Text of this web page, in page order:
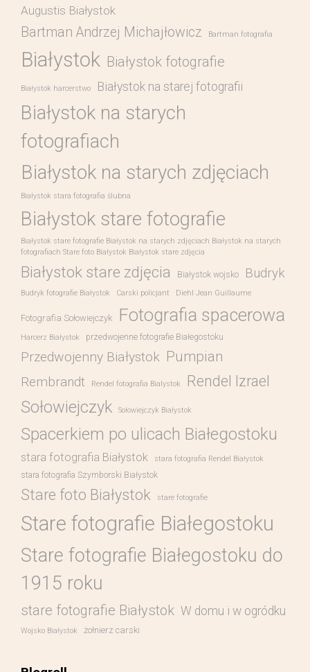
Augustis Białystok
Bartman Andrzej Michajłowicz Bartman fotografia
Białystok Białystok fotografie
Białystok harcerstwo Białystok na starej fotografii
Białystok na starych
fotografiach
Białystok na starych zdjęciach
Białystok stara fotografia ślubna
Białystok stare fotografie
Białystok stare fotografie Białystok na starych zdjęciach Białystok na starych
fotografiach Stare foto Białystok Białystok stare zdjęcia
Białystok stare zdjęcia Białystok wojsko Budryk
Budryk fotografie Białystok Carski policjant Diehl Jean Guillaume
Fotografia Sołowiejczyk Fotografia spacerowa
Harcerz Białystok przedwojenne fotografie Białegostoku
Przedwojenny Białystok Pumpian
Rembrandt Rendel fotografia Bialystok Rendel Izrael
Sołowiejczyk Sołowiejczyk Białystok
Spacerkiem po ulicach Białegostoku
stara fotografia Białystok stara fotografia Rendel Białystok
stara fotografia Szymborski Białystok
Stare foto Białystok stare fotografie
Stare fotografie Białegostoku
Stare fotografie Białegostoku do
1915 roku
stare fotografie Białystok W domu i w ogródku
Wojsko Białystok żołnierz carski